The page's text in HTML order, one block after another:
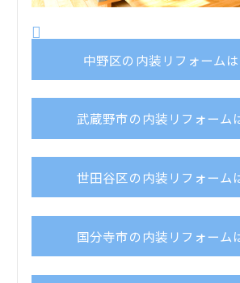
中野区の内装リフォーム
武蔵野市の内装リフォーム
世田谷区の内装リフォーム
国分寺市の内装リフォーム